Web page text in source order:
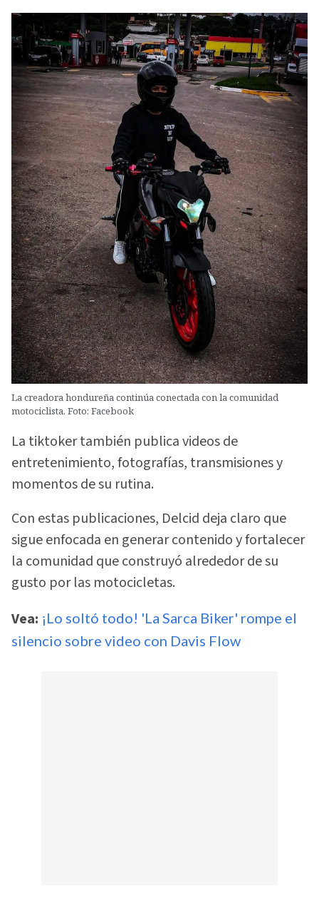
La creadora hondureña continúa conectada con la comunidad
motociclista. Foto: Facebook
La tiktoker también publica videos de
entretenimiento, fotografías, transmisiones y
momentos de su rutina.
Con estas publicaciones, Delcid deja claro que
sigue enfocada en generar contenido y fortalecer
la comunidad que construyó alrededor de su
gusto por las motocicletas.
Vea: ¡Lo soltó todo! 'La Sarca Biker' rompe el
silencio sobre video con Davis Flow